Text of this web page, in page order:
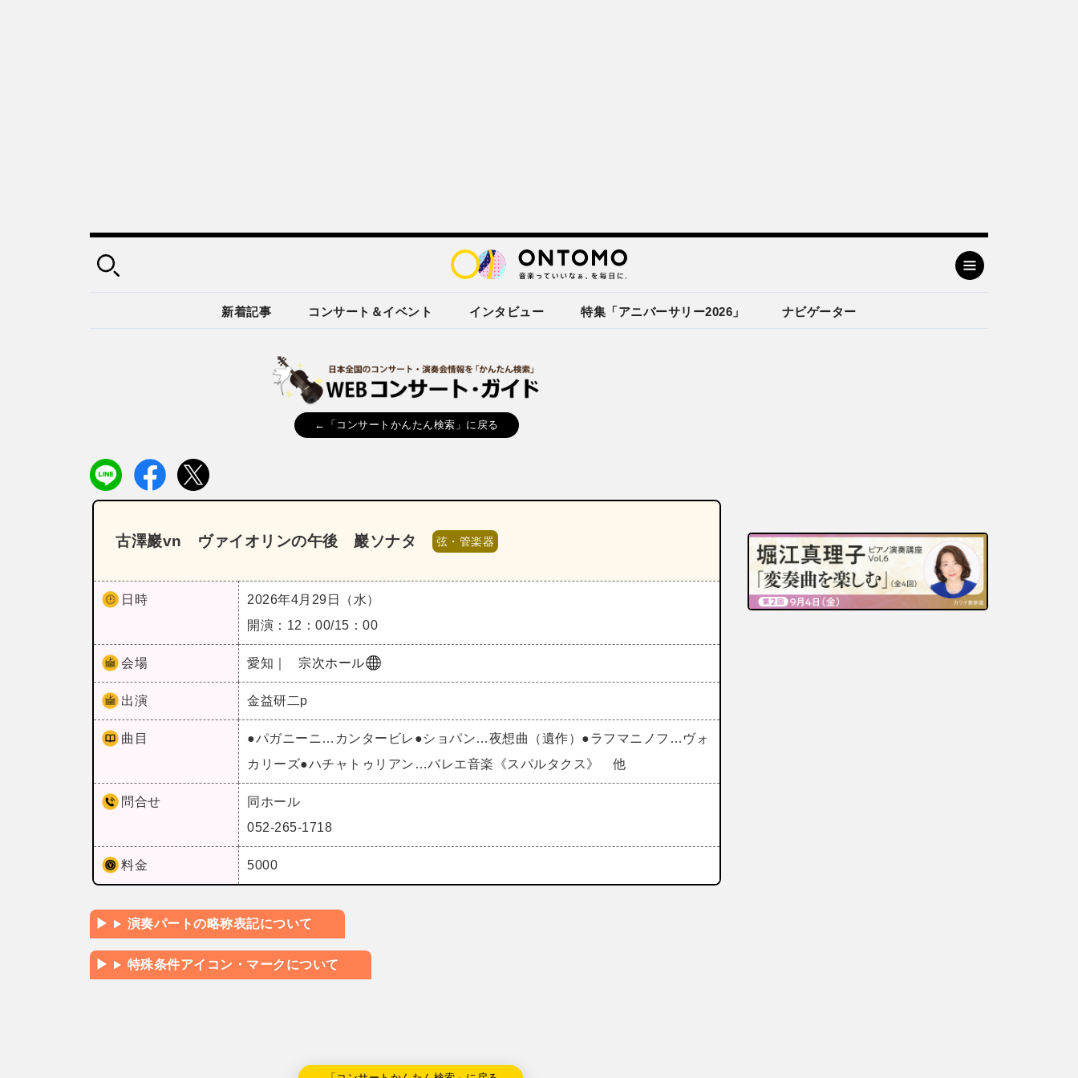
新着記事 コンサート＆イベント インタビュー 特集「アニバーサリー2026」 ナビゲーター
←「コンサートかんたん検索」に戻る
古澤巖vn ヴァイオリンの午後 巖ソナタ 弦・管楽器
日時
2026年4月29日（水）
開演：12：00/15：00
会場 愛知｜ 宗次ホール
出演 金益研二p
曲目
●パガニーニ…カンタービレ●ショパン…夜想曲（遺作）●ラフマニノフ…ヴォ
カリーズ●ハチャトゥリアン…バレエ音楽《スパルタクス》 他
問合せ
同ホール
052-265-1718
料金 5000
演奏パートの略称表記について
特殊条件アイコン・マークについて